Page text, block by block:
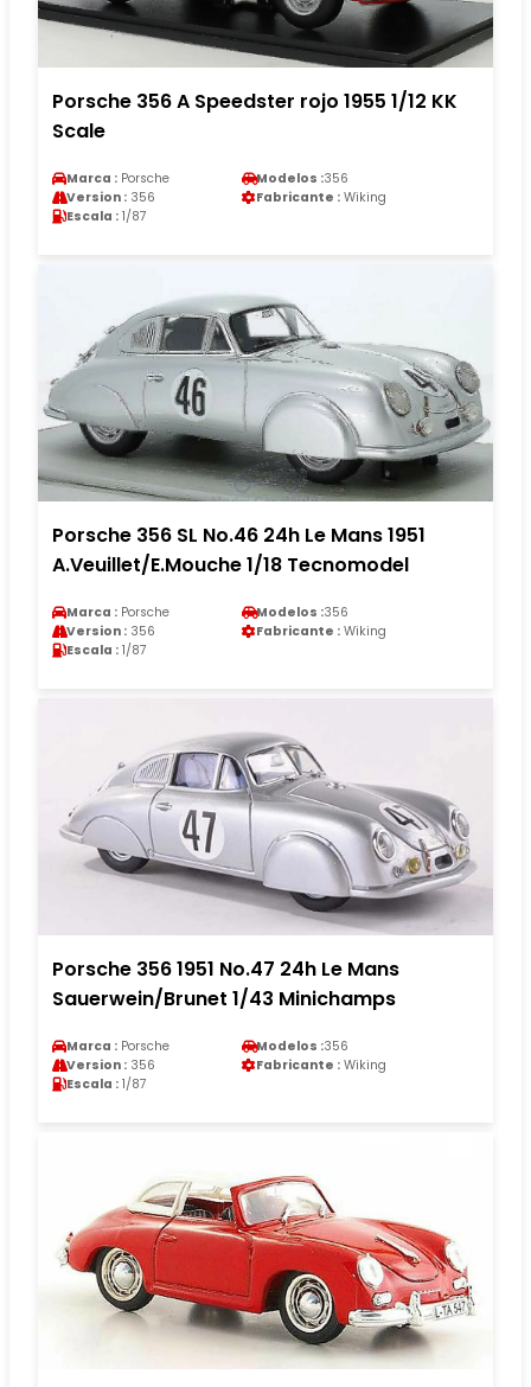
Porsche 356 A Speedster rojo 1955 1/12 KK
Scale
Marca : Porsche Modelos :356
Version : 356 Fabricante : Wiking
Escala : 1/87
Porsche 356 SL No.46 24h Le Mans 1951
A.Veuillet/E.Mouche 1/18 Tecnomodel
Marca : Porsche Modelos :356
Version : 356 Fabricante : Wiking
Escala : 1/87
Porsche 356 1951 No.47 24h Le Mans
Sauerwein/Brunet 1/43 Minichamps
Marca : Porsche Modelos :356
Version : 356 Fabricante : Wiking
Escala : 1/87